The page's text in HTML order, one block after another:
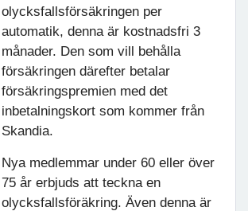
olycksfallsförsäkringen per
automatik, denna är kostnadsfri 3
månader. Den som vill behålla
försäkringen därefter betalar
försäkringspremien med det
inbetalningskort som kommer från
Skandia.
Nya medlemmar under 60 eller över
75 år erbjuds att teckna en
olycksfallsföräkring. Även denna är